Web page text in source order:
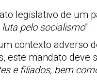
legislativo de um
pelo socialismo”.
contexto adverso
este mandato deve
e filiados, bem